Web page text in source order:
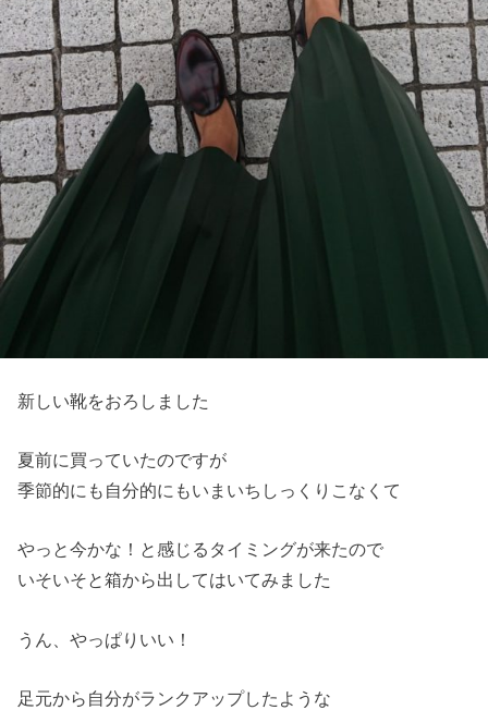
新しい靴をおろしました
夏前に買っていたのですが
季節的にも自分的にもいまいちしっくりこなくて
やっと今かな！と感じるタイミングが来たので
いそいそと箱から出してはいてみました
うん、やっぱりいい！
足元から自分がランクアップしたような